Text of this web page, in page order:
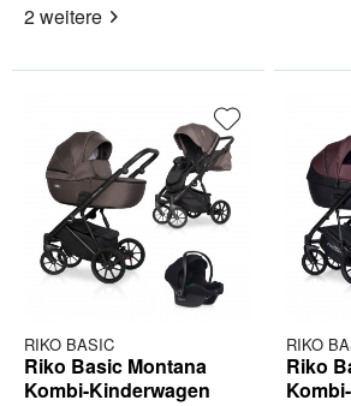
2 weitere
RIKO BASIC
Riko Basic Montana
Kombi-Kinderwagen
RIKO
Riko